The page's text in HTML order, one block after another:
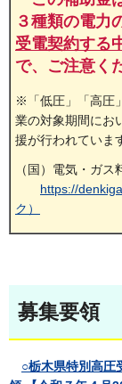
３種類の電力
受電契約する
で、ご注意く
※「低圧」「高圧
業の対象期間にお
援が行われていま
（国）電気・ガス
https://
ク）
募集要領
○栃木県特別高圧